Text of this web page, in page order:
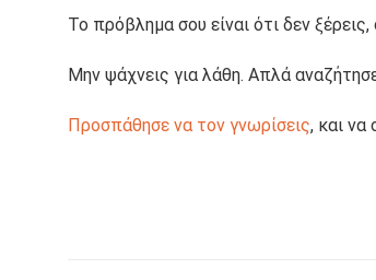
Το πρόβλημα σου είναι ότι δεν
Μην ψάχνεις για λάθη. Απλά
Προσπάθησε να τον γνωρίσεις, και να